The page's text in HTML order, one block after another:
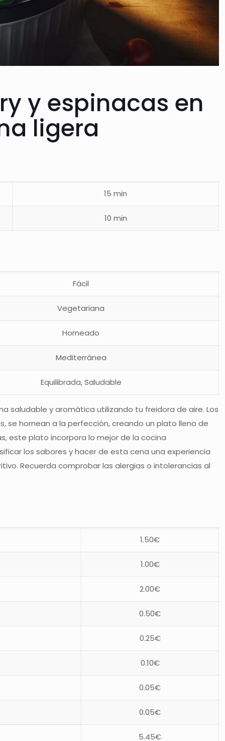
y espinacas en
ligera
15 min
10 min
Fácil
Vegetariana
Horneado
Mediterránea
Equilibrada, Saludable
saludable y aromática utilizando tu freidora de aire. Los
se hornean a la perfección, creando un plato lleno de
este plato incorpora lo mejor de la cocina
los sabores y hacer de esta cena una experiencia
Recuerda comprobar las alergias o intolerancias al
1.50€
1.00€
2.00€
0.50€
0.25€
0.10€
0.05€
0.05€
5.45€